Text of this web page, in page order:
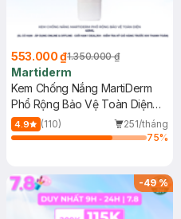
553.000 ₫1.350.000 ₫
Martiderm
Kem Chống Nắng MartiDerm
Phổ Rộng Bảo Vệ Toàn Diện
40ml
4.9 (110)
251/tháng
75%
-49%